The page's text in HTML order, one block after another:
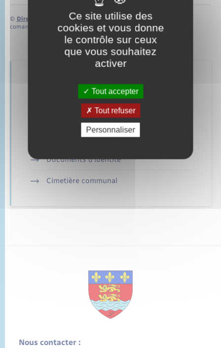
© Direction de l’information légale et administrative
comarquage developpé parbaseo.io
Retrouvez aussi
Parrainage civil
Mariage – PACS
Documents d’identité
Cimetière communal
Nous contacter :
Ce site utilise des
cookies et vous donne
le contrôle sur ceux
que vous souhaitez
activer
Tout accepter
Tout refuser
Personnaliser